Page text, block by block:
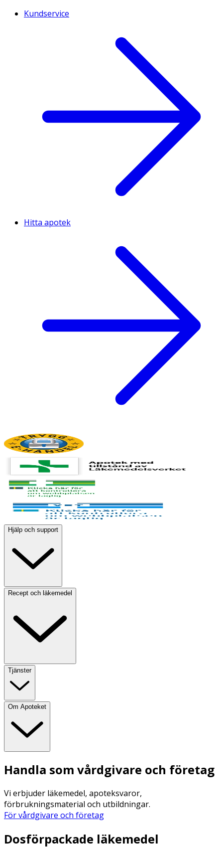
Kundservice
Hitta apotek
Hjälp och support
Recept och läkemedel
Tjänster
Om Apoteket
Handla som vårdgivare och företag
Vi erbjuder läkemedel, apoteksvaror,
förbrukningsmaterial och utbildningar.
För vårdgivare och företag
Dosförpackade läkemedel